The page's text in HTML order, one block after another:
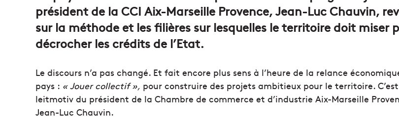
président de la CCI Aix-Marseille Provence, Jean-Luc Chauvin,
sur la méthode et les filières sur lesquelles le territoire doit miser
décrocher les crédits de l’Etat.
Le discours n’a pas changé. Et fait encore plus sens à l’heure de la relance
pays : « Jouer collectif », pour construire des projets ambitieux pour le territoire.
leitmotiv du président de la Chambre de commerce et d’industrie Aix-Marseille
Jean-Luc Chauvin.